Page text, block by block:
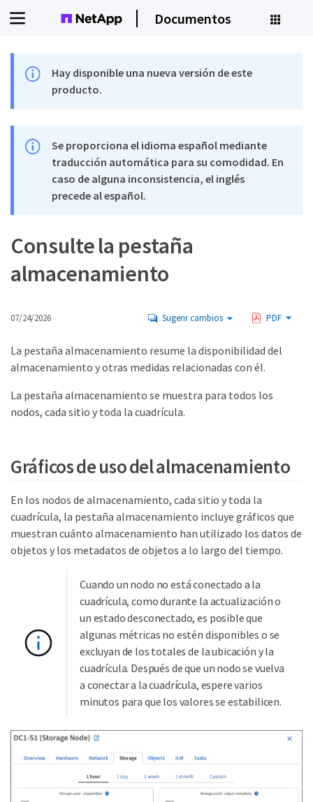
Documentos
Hay disponible una nueva versión de este
producto.
Se proporciona el idioma español mediante
traducción automática para su comodidad. En
caso de alguna inconsistencia, el inglés
precede al español.
Consulte la pestaña
almacenamiento
07/24/2026 Sugerir cambios PDF
La pestaña almacenamiento resume la disponibilidad del
almacenamiento y otras medidas relacionadas con él.
La pestaña almacenamiento se muestra para todos los
nodos, cada sitio y toda la cuadrícula.
Gráficos de uso del almacenamiento
En los nodos de almacenamiento, cada sitio y toda la
cuadrícula, la pestaña almacenamiento incluye gráficos que
muestran cuánto almacenamiento han utilizado los datos de
objetos y los metadatos de objetos a lo largo del tiempo.
Cuando un nodo no está conectado a la
cuadrícula, como durante la actualización o
un estado desconectado, es posible que
algunas métricas no estén disponibles o se
excluyan de los totales de la ubicación y la
cuadrícula. Después de que un nodo se vuelva
a conectar a la cuadrícula, espere varios
minutos para que los valores se estabilicen.